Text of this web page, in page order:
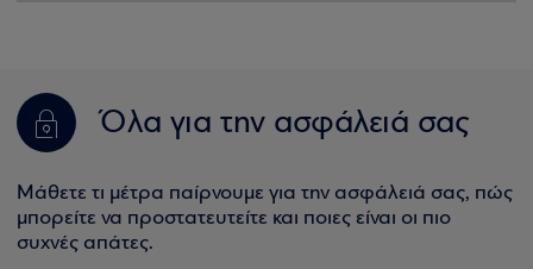
Όλα για την ασφάλειά σας
Μάθετε τι μέτρα παίρνουμε για την ασφάλειά σας, πώς
μπορείτε να προστατευτείτε και ποιες είναι οι πιο
συχνές απάτες.